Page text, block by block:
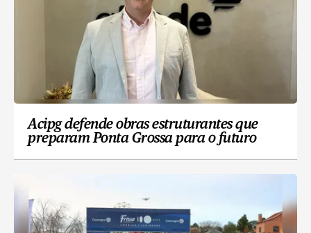
Acipg defende obras estruturantes que
preparam Ponta Grossa para o futuro